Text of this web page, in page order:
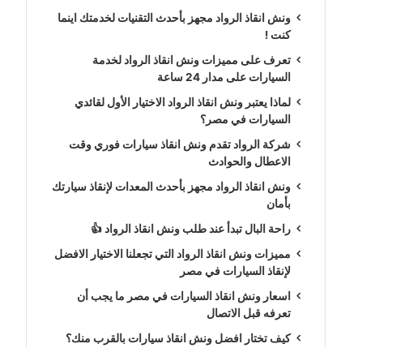
ونش انقاذ الرواد مجهز بأحدث التقنيات لخدمتك اينما
كنت !
تعرف على مميزات ونش انقاذ الرواد لخدمة
السيارات على مدار 24 ساعة
لماذا يعتبر ونش انقاذ الرواد الاختيار الأول لقائدي
السيارات في مصر؟
شركة الرواد تقدم ونش انقاذ سيارات فوري وقت
الاعطال والحوادث
ونش انقاذ الرواد مجهز بأحدث المعدات لإنقاذ سيارتك
بأمان
راحة البال تبدأ عند طلب ونش انقاذ الرواد 👍
مميزات ونش انقاذ الرواد التي تجعلنا الاختيار الافضل
لإنقاذ السيارات في مصر
اسعار ونش انقاذ السيارات في مصر ما يجب أن
تعرفه قبل الاتصال
كيف تختار افضل ونش انقاذ سيارات بالقرب منك؟